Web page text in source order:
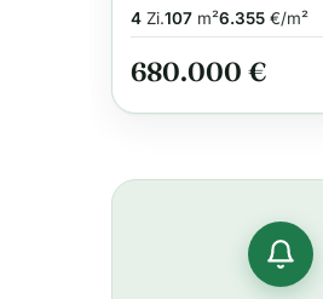
4Zi.107m²6.355€/m²
680.000 €